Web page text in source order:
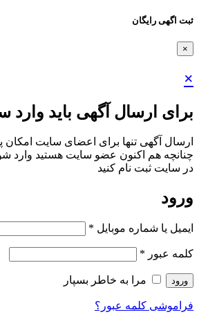
ثبت اگهی رایگان
×
×
برای ارسال آگهی باید وارد
ارسال آگهی تنها برای اعضای سایت امکان
چنانچه هم‌ اکنون عضو سایت هستید وارد
در سایت ثبت نام کنید
ورود
ایمیل یا شماره موبایل *
کلمه عبور *
ورود مرا به خاطر بسپار
فراموشی کلمه عبور؟